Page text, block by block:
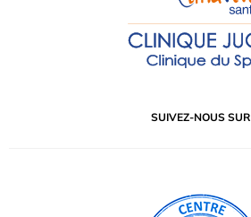
SUIVEZ-NOUS SUR